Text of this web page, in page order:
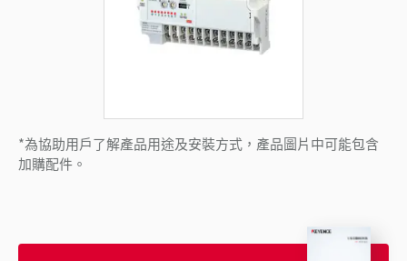
*為協助用戶了解產品用途及安裝方式，產品圖片中可能包含
加購配件。